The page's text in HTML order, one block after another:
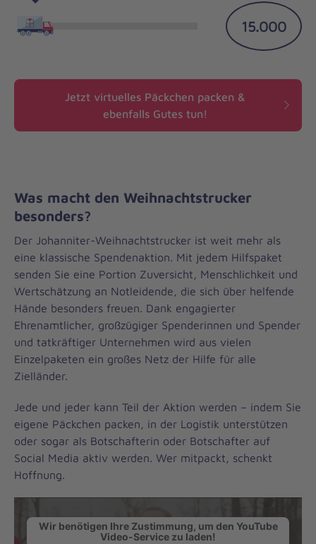
15.000
Jetzt virtuelles Päckchen packen &
ebenfalls Gutes tun!
Was macht den Weihnachtstrucker
besonders?
Der Johanniter-Weihnachtstrucker ist weit mehr als
eine klassische Spendenaktion. Mit jedem Hilfspaket
senden Sie eine Portion Zuversicht, Menschlichkeit und
Wertschätzung an Notleidende, die sich über helfende
Hände besonders freuen. Dank engagierter
Ehrenamtlicher, großzügiger Spenderinnen und Spender
und tatkräftiger Unternehmen wird aus vielen
Einzelpaketen ein großes Netz der Hilfe für alle
Zielländer.
Jede und jeder kann Teil der Aktion werden – indem Sie
eigene Päckchen packen, in der Logistik unterstützen
oder sogar als Botschafterin oder Botschafter auf
Social Media aktiv werden. Wer mitpackt, schenkt
Hoffnung.
Wir benötigen Ihre Zustimmung, um den YouTube
Video-Service zu laden!